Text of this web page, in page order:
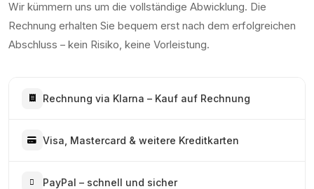
Wir kümmern uns um die vollständige Abwicklung. Die
Rechnung erhalten Sie bequem erst nach dem erfolgreichen
Abschluss – kein Risiko, keine Vorleistung.
Rechnung via Klarna – Kauf auf Rechnung
Visa, Mastercard & weitere Kreditkarten
PayPal – schnell und sicher